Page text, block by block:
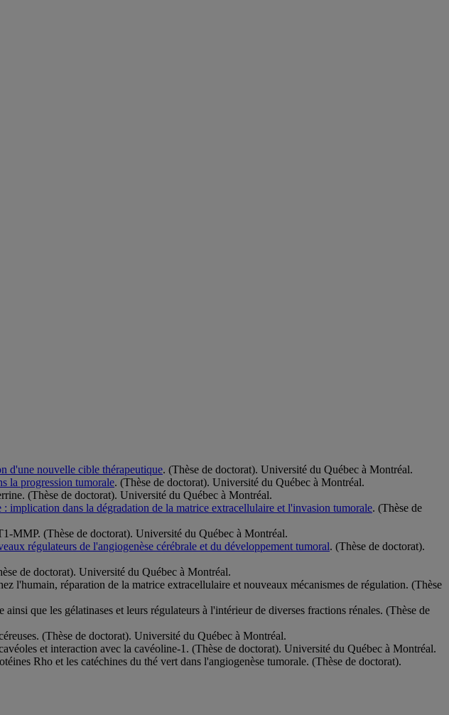
d'une nouvelle cible thérapeutique. (Thèse de doctorat). Université du Québec à Montréal.
la progression tumorale. (Thèse de doctorat). Université du Québec à Montréal.
(Thèse de doctorat). Université du Québec à Montréal.
dans la dégradation de la matrice extracellulaire et l'invasion tumorale. (Thèse de
MMP. (Thèse de doctorat). Université du Québec à Montréal.
régulateurs de l'angiogenèse cérébrale et du développement tumoral. (Thèse de doctorat).
de doctorat). Université du Québec à Montréal.
l'humain, réparation de la matrice extracellulaire et nouveaux mécanismes de régulation. (Thèse
que les gélatinases et leurs régulateurs à l'intérieur de diverses fractions rénales. (Thèse de
(Thèse de doctorat). Université du Québec à Montréal.
et interaction avec la cavéoline-1. (Thèse de doctorat). Université du Québec à Montréal.
Rho et les catéchines du thé vert dans l'angiogenèse tumorale. (Thèse de doctorat).